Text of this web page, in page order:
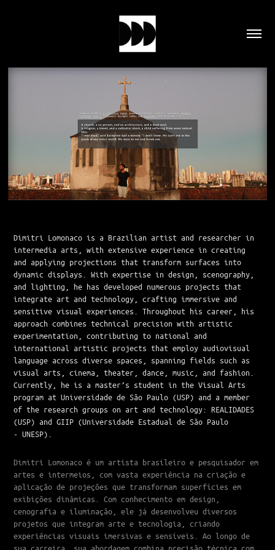
Dimitri Lomonaco is a Brazilian artist and researcher in
intermedia arts, with extensive experience in creating
and applying projections that transform surfaces into
dynamic displays. With expertise in design, scenography,
and lighting, he has developed numerous projects that
integrate art and technology, crafting immersive and
sensitive visual experiences. Throughout his career, his
approach combines technical precision with artistic
experimentation, contributing to national and
international artistic projects that employ audiovisual
language across diverse spaces, spanning fields such as
visual arts, cinema, theater, dance, music, and fashion.
Currently, he is a master’s student in the Visual Arts
program at Universidade de São Paulo (USP) and a member
of the research groups on art and technology: REALIDADES
(USP) and GIIP (Universidade Estadual de São Paulo
-UNESP).
Dimitri Lomonaco é um artista brasileiro e pesquisador em
artes e intermeios, com vasta experiência na criação e
aplicação de projeções que transformam superfícies em
exibições dinâmicas. Com conhecimento em design,
cenografia e iluminação, ele já desenvolveu diversos
projetos que integram arte e tecnologia, criando
experiências visuais imersivas e sensíveis. Ao longo de